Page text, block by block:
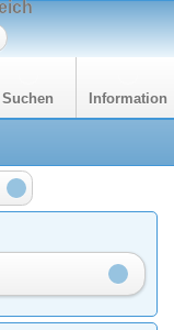
Suchen Information